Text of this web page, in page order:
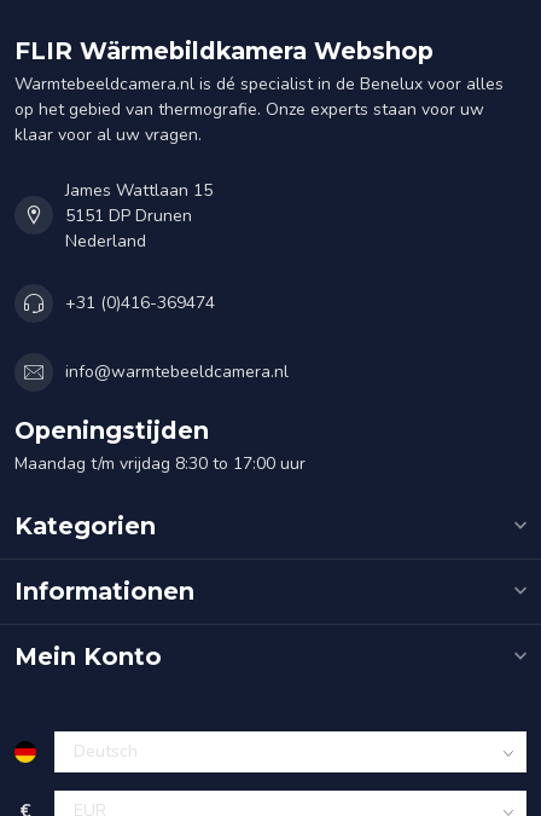
FLIR Wärmebildkamera Webshop
Warmtebeeldcamera.nl is dé specialist in de Benelux voor alles
op het gebied van thermografie. Onze experts staan voor uw
klaar voor al uw vragen.
James Wattlaan 15
5151 DP Drunen
Nederland
+31 (0)416-369474
info@warmtebeeldcamera.nl
Openingstijden
Maandag t/m vrijdag 8:30 to 17:00 uur
Kategorien
Informationen
Mein Konto
€